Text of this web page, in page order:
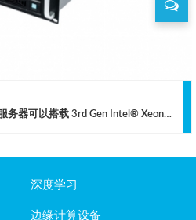
Cloud Hin KF-LS4204-i2 机架式服务器可以搭载 3rd Gen Intel® Xeon® Scalable 处理器和最大 4TB 的 DDR4 REG-ECC 内存，采用了液冷式的 GPU 散热与风冷式的 CPU 散热同时工作，妥善的确保两者均可以稳定的全负荷运行而没有降频的情况出现，自主开发的液冷系统中大量采用了缩醛树脂等高可靠性材料，在获得较高的散热效能的同时确保硬件的安全，同时也使得在一个相对安静的环境中使用 NVIDIA RTX3090/3080 等计算卡得以实现。
深度学习
边缘计算设备